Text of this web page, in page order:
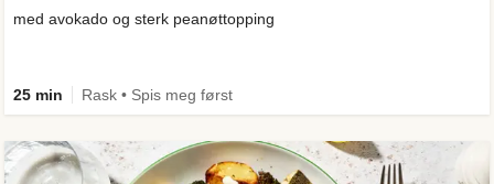
med avokado og sterk peanøttopping
25 min Rask • Spis meg først